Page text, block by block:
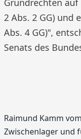
Grundrechten
2 Abs. 2 GG) und
Abs. 4 GG)",
Senats des
Raimund Kamm
Zwischenlager und